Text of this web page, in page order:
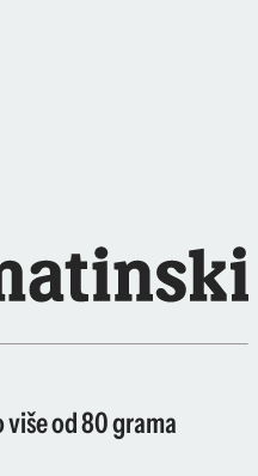
od 80 grama